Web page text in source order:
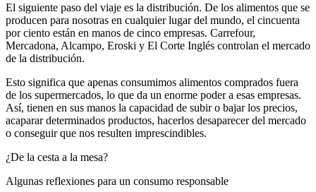
El siguiente paso del viaje es la distribución. De los alimentos que se
producen para nosotras en cualquier lugar del mundo, el cincuenta
por ciento están en manos de cinco empresas. Carrefour,
Mercadona, Alcampo, Eroski y El Corte Inglés controlan el mercado
de la distribución.
Esto significa que apenas consumimos alimentos comprados fuera
de los supermercados, lo que da un enorme poder a esas empresas.
Así, tienen en sus manos la capacidad de subir o bajar los precios,
acaparar determinados productos, hacerlos desaparecer del mercado
o conseguir que nos resulten imprescindibles.
¿De la cesta a la mesa?
Algunas reflexiones para un consumo responsable